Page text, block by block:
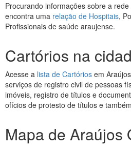
Procurando informações sobre a
encontra uma relação de Hospitais,
Profissionais de saúde araujense.
Cartórios na
Acesse a lista de Cartórios em
serviços de registro civil de pessoas
imóveis, registro de títulos e
ofícios de protesto de títulos e
Mapa de Araújos